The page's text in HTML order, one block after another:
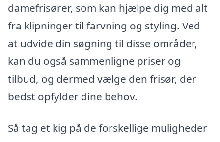
damefrisører, som kan hjælpe dig med alt
fra klipninger til farvning og styling. Ved
at udvide din søgning til disse områder,
kan du også sammenligne priser og
tilbud, og dermed vælge den frisør, der
bedst opfylder dine behov.
Så tag et kig på de forskellige muligheder